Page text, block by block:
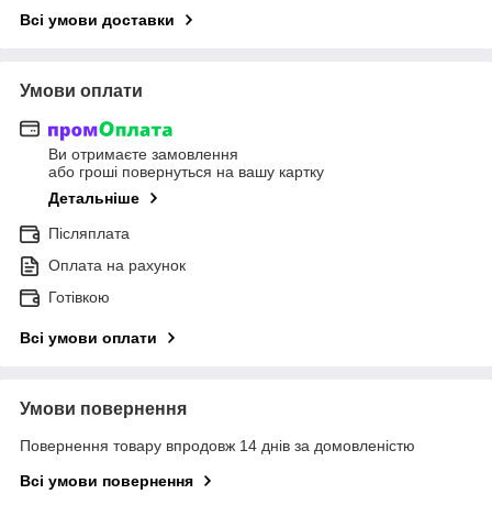
Всі умови доставки
Умови оплати
Ви отримаєте замовлення
або гроші повернуться на вашу картку
Детальніше
Післяплата
Оплата на рахунок
Готівкою
Всі умови оплати
Умови повернення
Повернення товару впродовж 14 днів за домовленістю
Всі умови повернення